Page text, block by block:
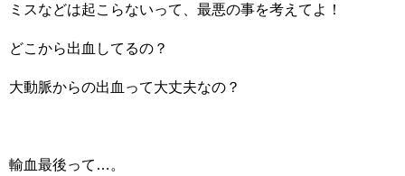
ミスなどは起こらないって、最悪の事を考えてよ！
どこから出血してるの？
大動脈からの出血って大丈夫なの？
輸血最後って…。